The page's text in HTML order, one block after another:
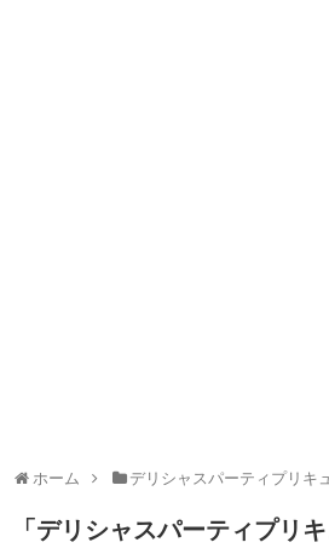
ホーム デリシャスパーティプリキ
「 デリシャスパーティプリ